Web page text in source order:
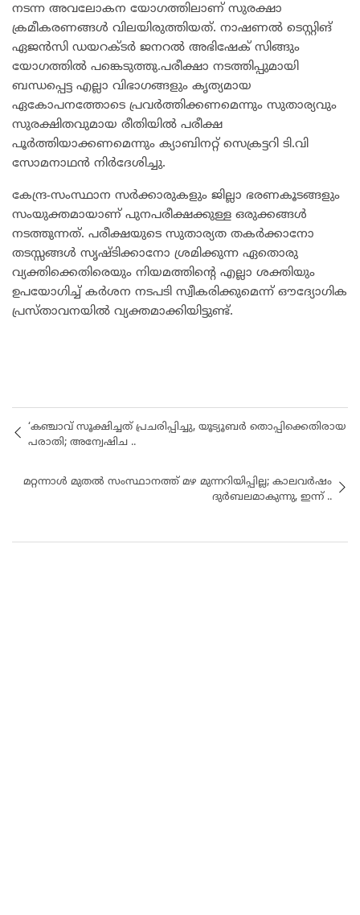
നടന്ന അവലോകന യോഗത്തിലാണ് സുരക്ഷാ
ക്രമീകരണങ്ങൾ വിലയിരുത്തിയത്. നാഷണൽ ടെസ്റ്റിങ്
ഏജൻസി ഡയറക്ടർ ജനറൽ അഭിഷേക് സിങ്ങും
യോഗത്തിൽ പങ്കെടുത്തു.പരീക്ഷാ നടത്തിപ്പുമായി
ബന്ധപ്പെട്ട എല്ലാ വിഭാഗങ്ങളും കൃത്യമായ
ഏകോപനത്തോടെ പ്രവർത്തിക്കണമെന്നും സുതാര്യവും
സുരക്ഷിതവുമായ രീതിയിൽ പരീക്ഷ
പൂർത്തിയാക്കണമെന്നും ക്യാബിനറ്റ് സെക്രട്ടറി ടി.വി
സോമനാഥൻ നിർദേശിച്ചു.
കേന്ദ്ര-സംസ്ഥാന സർക്കാരുകളും ജില്ലാ ഭരണകൂടങ്ങളും
സംയുക്തമായാണ് പുനപരീക്ഷക്കുള്ള ഒരുക്കങ്ങൾ
നടത്തുന്നത്. പരീക്ഷയുടെ സുതാര്യത തകർക്കാനോ
തടസ്സങ്ങൾ സൃഷ്ടിക്കാനോ ശ്രമിക്കുന്ന ഏതൊരു
വ്യക്തിക്കെതിരെയും നിയമത്തിന്റെ എല്ലാ ശക്തിയും
ഉപയോഗിച്ച് കർശന നടപടി സ്വീകരിക്കുമെന്ന് ഔദ്യോഗിക
പ്രസ്താവനയിൽ വ്യക്തമാക്കിയിട്ടുണ്ട്.
‘കഞ്ചാവ് സൂക്ഷിച്ചത് പ്രചരിപ്പിച്ചു, യൂട്യൂബർ തൊപ്പിക്കെതിരായ
പരാതി; അന്വേഷിച ..
മറ്റന്നാൾ മുതൽ സംസ്ഥാനത്ത് മഴ മുന്നറിയിപ്പില്ല; കാലവർഷം
ദുർബലമാകുന്നു, ഇന്ന് ..